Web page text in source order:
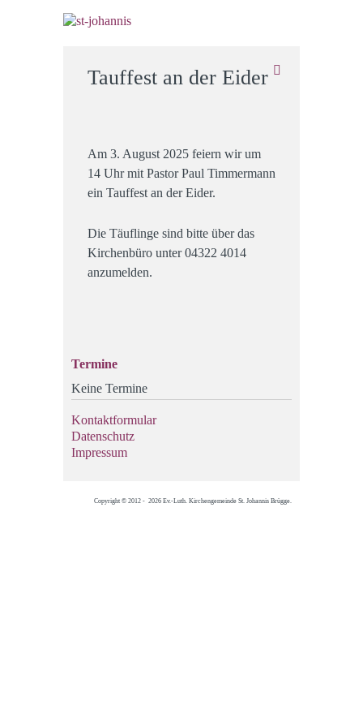
Tauffest an der Eider
Am 3. August 2025 feiern wir um
14 Uhr mit Pastor Paul Timmermann
ein Tauffest an der Eider.
Die Täuflinge sind bitte über das
Kirchenbüro unter 04322 4014
anzumelden.
Termine
Keine Termine
Kontaktformular
Datenschutz
Impressum
Copyright © 2012 - 2026 Ev.-Luth. Kirchengemeinde St. Johannis Brügge.